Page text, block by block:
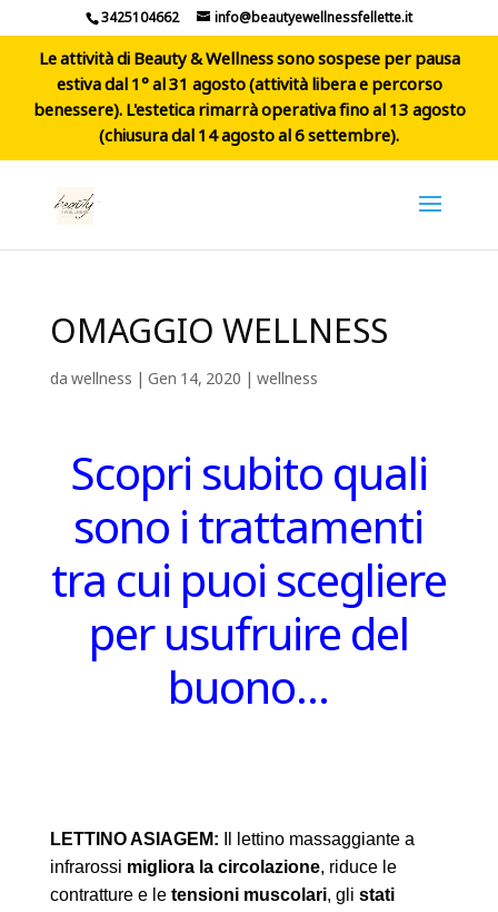
3425104662 info@beautyewellnessfellette.it
Le attività di Beauty & Wellness sono sospese per pausa
estiva dal 1° al 31 agosto (attività libera e percorso
benessere). L'estetica rimarrà operativa fino al 13 agosto
(chiusura dal 14 agosto al 6 settembre).
OMAGGIO WELLNESS
dawellness | Gen 14, 2020 | wellness
Scopri subito quali
sono i trattamenti
tra cui puoi scegliere
per usufruire del
buono…
LETTINO ASIAGEM:
Il lettino massaggiante a
infrarossi migliora la circolazione, riduce le
contratture e le tensioni muscolari, gli stati